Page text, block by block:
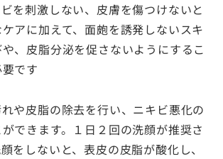
を刺激しない、皮膚を傷つけないと
アに加えて、面皰を誘発しないスキ
、皮脂分泌を促さないようにするこ
です
や皮脂の除去を行い、ニキビ悪化の
できます。１日２回の洗顔が推奨さ
をしないと、表皮の皮脂が酸化し、